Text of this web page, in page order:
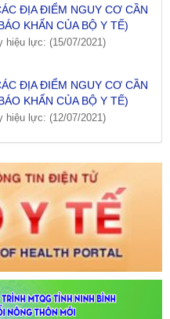
KHẨN CỦA BỘ Y TẾ)
hiệu lực: (15/07/2021)
KHẨN CỦA BỘ Y TẾ)
hiệu lực: (12/07/2021)
ĐỊA ĐIỂM NGUY CƠ CẦN
hiệu lực: (09/07/2021)
ĐỊA ĐIỂM NGUY CƠ CẦN
KHẨN CỦA BỘ Y TẾ)
hiệu lực: (06/07/2021)
ĐỊA ĐIỂM NGUY CƠ CẦN
KHẨN CỦA BỘ Y TẾ)